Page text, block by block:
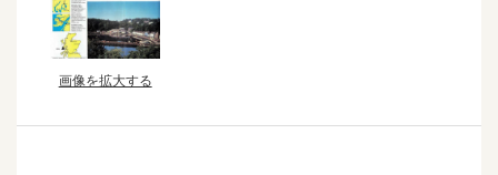
画像を拡大する